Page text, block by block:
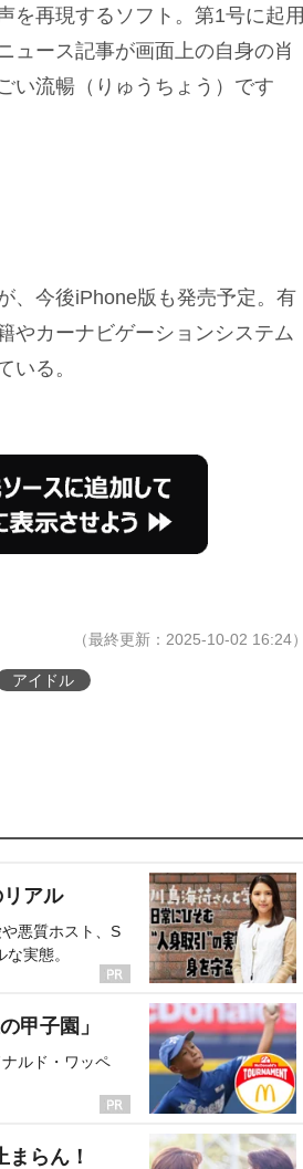
を再現するソフト。第1号に起用
ュース記事が画面上の自身の肖
い流暢（りゅうちょう）です
、今後iPhone版も発売予定。有
やカーナビゲーションシステム
いる。
（最終更新：2025-10-02 16:24）
アイドル
アル
悪質ホスト、S
実態。
甲子園」
ルド・ワッペ
らん！